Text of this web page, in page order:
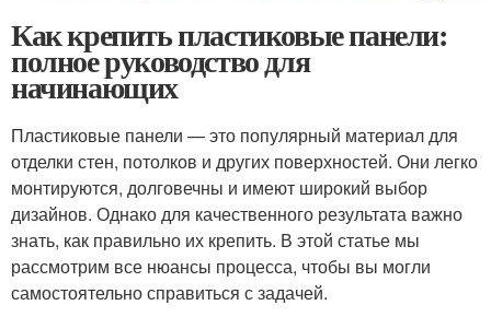
Как крепить пластиковые панели:
полное руководство для
начинающих
Пластиковые панели — это популярный материал для
отделки стен, потолков и других поверхностей. Они легко
монтируются, долговечны и имеют широкий выбор
дизайнов. Однако для качественного результата важно
знать, как правильно их крепить. В этой статье мы
рассмотрим все нюансы процесса, чтобы вы могли
самостоятельно справиться с задачей.